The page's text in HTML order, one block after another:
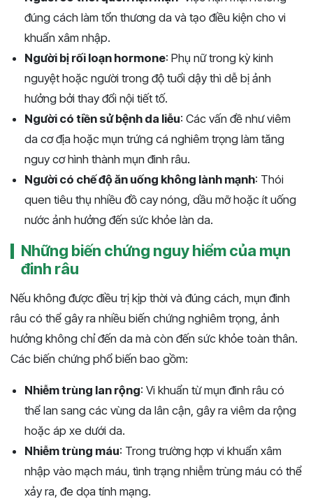
đúng cách làm tổn thương da và tạo điều kiện cho vi
khuẩn xâm nhập.
Người bị rối loạn hormone: Phụ nữ trong kỳ kinh
nguyệt hoặc người trong độ tuổi dậy thì dễ bị ảnh
hưởng bởi thay đổi nội tiết tố.
Người có tiền sử bệnh da liễu: Các vấn đề như viêm
da cơ địa hoặc mụn trứng cá nghiêm trọng làm tăng
nguy cơ hình thành mụn đinh râu.
Người có chế độ ăn uống không lành mạnh: Thói
quen tiêu thụ nhiều đồ cay nóng, dầu mỡ hoặc ít uống
nước ảnh hưởng đến sức khỏe làn da.
Những biến chứng nguy hiểm của mụn
đinh râu
Nếu không được điều trị kịp thời và đúng cách, mụn đinh
râu có thể gây ra nhiều biến chứng nghiêm trọng, ảnh
hưởng không chỉ đến da mà còn đến sức khỏe toàn thân.
Các biến chứng phổ biến bao gồm:
Nhiễm trùng lan rộng: Vi khuẩn từ mụn đinh râu có
thể lan sang các vùng da lân cận, gây ra viêm da rộng
hoặc áp xe dưới da.
Nhiễm trùng máu: Trong trường hợp vi khuẩn xâm
nhập vào mạch máu, tình trạng nhiễm trùng máu có thể
xảy ra, đe dọa tính mạng.